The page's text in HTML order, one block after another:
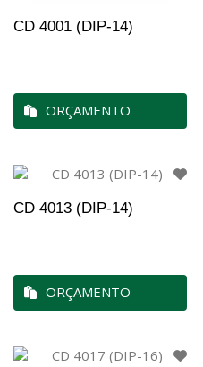
CD 4001 (DIP-14)
ORÇAMENTO
CD 4013 (DIP-14)
ORÇAMENTO